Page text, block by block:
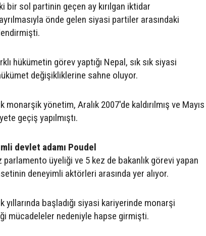
bir sol partinin geçen ay kırılgan iktidar
önde gelen siyasi partiler arasındaki
hükümetin görev yaptığı Nepal, sık sık siyasi
değişikliklerine sahne oluyor.
monarşik yönetim, Aralık 2007'de kaldırılmış ve Mayıs
geçiş yapılmıştı.
devlet adamı Poudel
parlamento üyeliği ve 5 kez de bakanlık görevi yapan
deneyimli aktörleri arasında yer alıyor.
yıllarında başladığı siyasi kariyerinde monarşi
mücadeleler nedeniyle hapse girmişti.